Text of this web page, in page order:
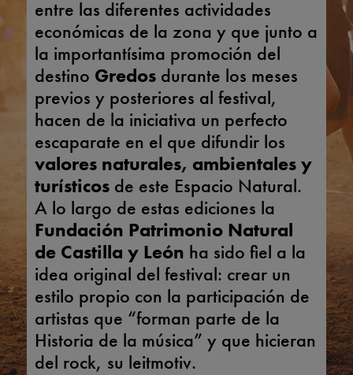
entre las diferentes actividades
económicas de la zona y que junto a
la importantísima promoción del
destino Gredosdurante los meses
previos y posteriores al festival,
hacen de la iniciativa un perfecto
escaparate en el que difundir los
valores naturales, ambientales y
turísticosde este Espacio Natural.
A lo largo de estas ediciones la
Fundación Patrimonio Natural
de Castilla y León ha sido fiel a la
idea original del festival: crear un
estilo propio con la participación de
artistas que “forman parte de la
Historia de la música” y que hicieran
del rock, su leitmotiv.